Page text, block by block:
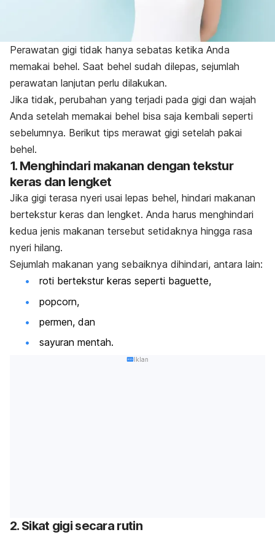
Perawatan gigi tidak hanya sebatas ketika Anda
memakai behel. Saat behel sudah dilepas, sejumlah
perawatan lanjutan perlu dilakukan.
Jika tidak, perubahan yang terjadi pada gigi dan wajah
Anda setelah memakai behel bisa saja kembali seperti
sebelumnya. Berikut tips merawat gigi setelah pakai
behel.
1. Menghindari makanan dengan tekstur
keras dan lengket
Jika gigi terasa nyeri usai lepas behel, hindari makanan
bertekstur keras dan lengket. Anda harus menghindari
kedua jenis makanan tersebut setidaknya hingga rasa
nyeri hilang.
Sejumlah makanan yang sebaiknya dihindari, antara lain:
roti bertekstur keras seperti baguette,
popcorn,
permen, dan
sayuran mentah.
Iklan
2. Sikat gigi secara rutin